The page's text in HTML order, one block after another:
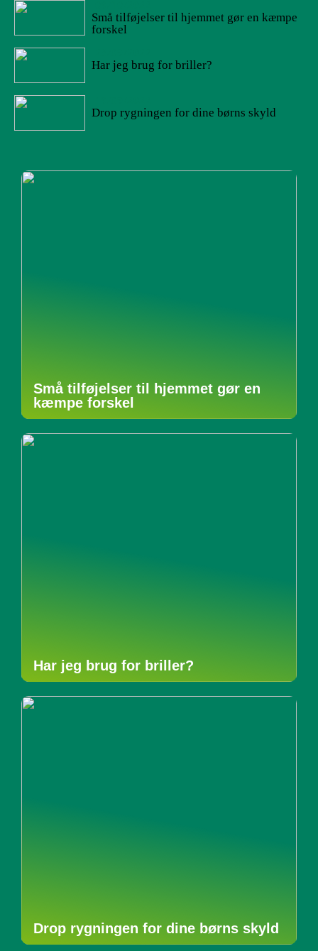
Små tilføjelser til hjemmet gør en kæmpe
forskel
Har jeg brug for briller?
Drop rygningen for dine børns skyld
Små tilføjelser til hjemmet gør en
kæmpe forskel
Har jeg brug for briller?
Drop rygningen for dine børns skyld